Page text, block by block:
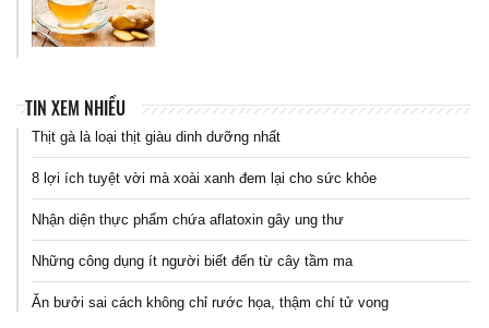
TIN XEM NHIỀU
Thịt gà là loại thịt giàu dinh dưỡng nhất
8 lợi ích tuyệt vời mà xoài xanh đem lại cho sức khỏe
Nhận diện thực phẩm chứa aflatoxin gây ung thư
Những công dụng ít người biết đến từ cây tầm ma
Ăn bưởi sai cách không chỉ rước họa, thậm chí tử vong